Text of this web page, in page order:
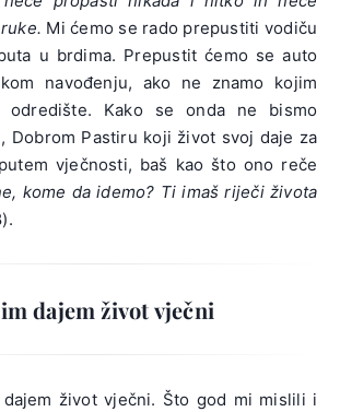
Mi ćemo se rado prepustiti vodiču
u brdima. Prepustit ćemo se auto
navođenju, ako ne znamo kojim
Kako se onda ne bismo
Dobrom Pastiru koji život svoj daje za
vječnosti, baš kao što ono reče
kome da idemo? Ti imaš riječi života
im dajem život vječni
život vječni. Što god mi mislili i